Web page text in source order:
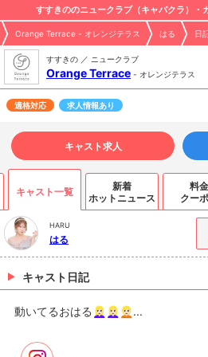
すすきののニュークラブ（キャバクラ）・
Orange Terrace - オレンジテラス はる 日
すすきの ／ ニュークラブ
Orange Terrace - オレンジテラス
適格対応 求人情報あり
キャスト求人
キャスト一覧
新着
ホットニュース
料金
クー
HARU
はる
キャスト日記
動いてるおはる👱🏻‍♀️👱🏻‍♀️👱🏻‍...